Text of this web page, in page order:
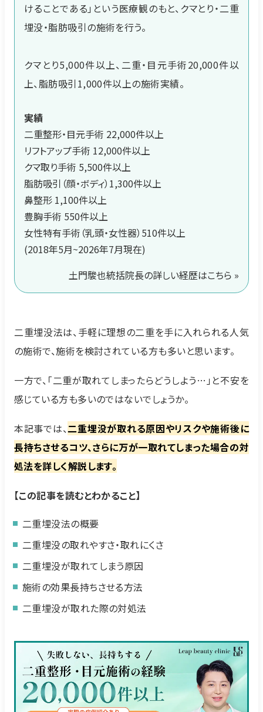
けることである」という医療観のもと、クマとり・二重
埋没・脂肪吸引の施術を行う。
クマとり5,000件以上、二重・目元手術20,000件以
上、脂肪吸引1,000件以上の施術実績。
実績
二重整形・目元手術 22,000件以上
リフトアップ手術 12,000件以上
クマ取り手術 5,500件以上
脂肪吸引（顔・ボディ）1,300件以上
鼻整形 1,100件以上
豊胸手術 550件以上
女性特有手術（乳頭・女性器）510件以上
(2018年5月~2026年7月現在)
土門駿也統括院長の詳しい経歴はこちら »
二重埋没法は、手軽に理想の二重を手に入れられる人気
の施術で、施術を検討されている方も多いと思います。
一方で、「二重が取れてしまったらどうしよう…」と不安を
感じている方も多いのではないでしょうか。
本記事では、二重埋没が取れる原因やリスクや施術後に
長持ちさせるコツ、さらに万が一取れてしまった場合の対
処法を詳しく解説します。
【この記事を読むとわかること】
二重埋没法の概要
二重埋没の取れやすさ・取れにくさ
二重埋没が取れてしまう原因
施術の効果長持ちさせる方法
二重埋没が取れた際の対処法